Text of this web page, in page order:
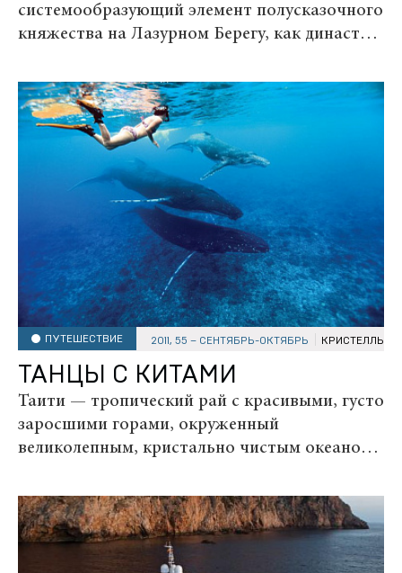
системообразующий элемент полусказочного
княжества на Лазурном Берегу, как династия
казино Монте-Карло. Совсем недавно
казалось, что передислокация этого объекта
совершенно невозможна, но...
ПУТЕШЕСТВИЕ 2011, 55 – СЕНТЯБРЬ-ОКТЯБРЬ КРИСТЕЛЛЬ
ТАНЦЫ С КИТАМИ
Таити — тропический рай с красивыми, густо
заросшими горами, окруженный
великолепным, кристально чистым океаном.
именно таким. Когда я переехала сюда, в
южную часть Тихого океана из Франции, где
родилась, то поняла, что...